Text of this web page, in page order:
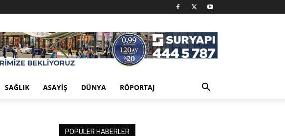
SAĞLIK ASAYIŞ DÜNYA RÖPORTAJ
POPÜLER HABERLER